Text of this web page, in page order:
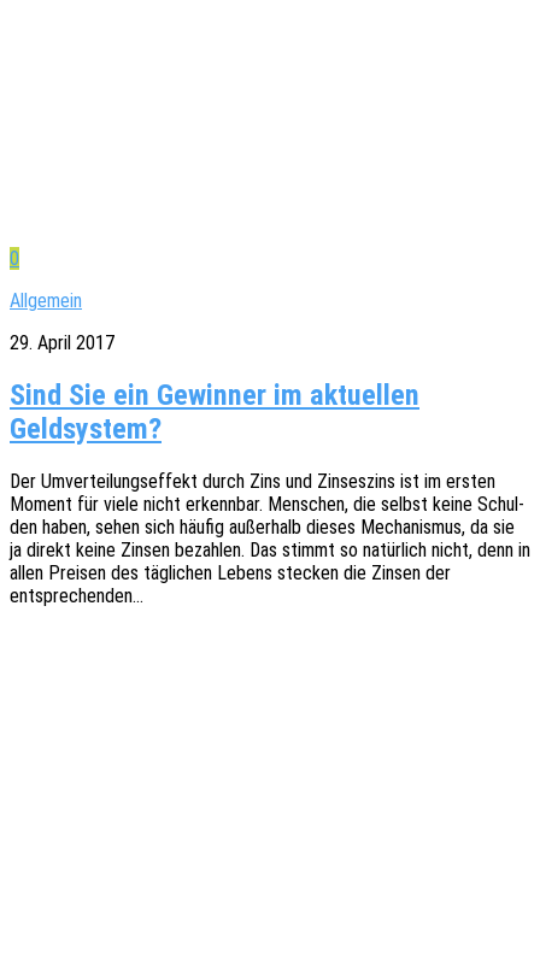
0
Allgemein
29. April 2017
Sind Sie ein Gewinner im aktuellen
Geldsystem?
Der Umver­tei­lungs­ef­fekt durch Zins und Zinses­zins ist im ersten
Moment für viele nicht erkenn­bar. Menschen, die selbst keine Schul­
den haben, sehen sich häufig außer­halb dieses Mecha­nis­mus, da sie
ja direkt keine Zinsen bezah­len. Das stimmt so natür­lich nicht, denn in
allen Prei­sen des tägli­chen Lebens stecken die Zinsen der
entsprechenden…